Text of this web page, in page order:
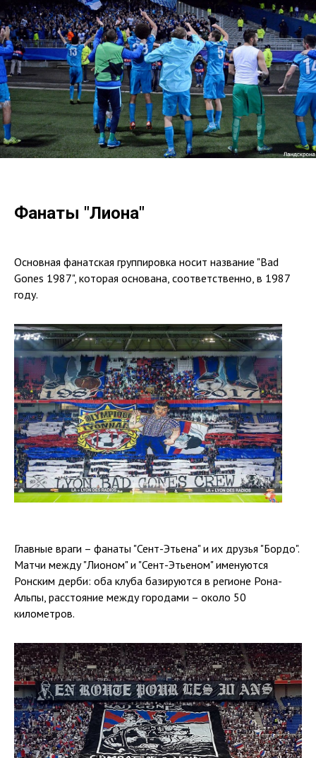
Фанаты "Лиона"
Основная фанатская группировка носит название "Bad
Gones 1987", которая основана, соответственно, в 1987
году.
Главные враги – фанаты "Сент-Этьена" и их друзья "Бордо".
Матчи между "Лионом" и "Сент-Этьеном" именуются
Ронским дерби: оба клуба базируются в регионе Рона-
Альпы, расстояние между городами – около 50
километров.